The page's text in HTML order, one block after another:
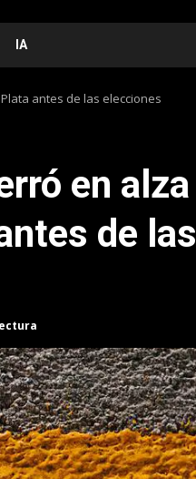
IA
antes de las elecciones
en alza
de las